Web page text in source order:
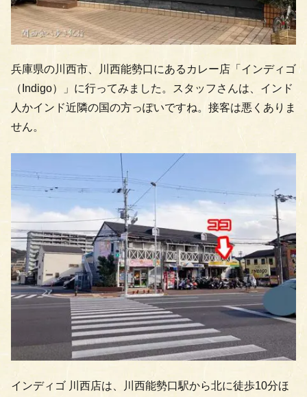
兵庫県の川西市、川西能勢口にあるカレー店「インディゴ
（Indigo）」に行ってみました。スタッフさんは、インド
人かインド近隣の国の方っぽいですね。接客は悪くありま
せん。
インディゴ 川西店は、川西能勢口駅から北に徒歩10分ほ